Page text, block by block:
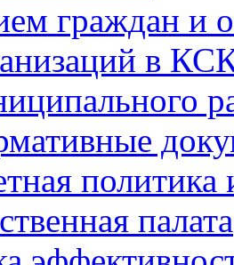
граждан и
в
политика
палата